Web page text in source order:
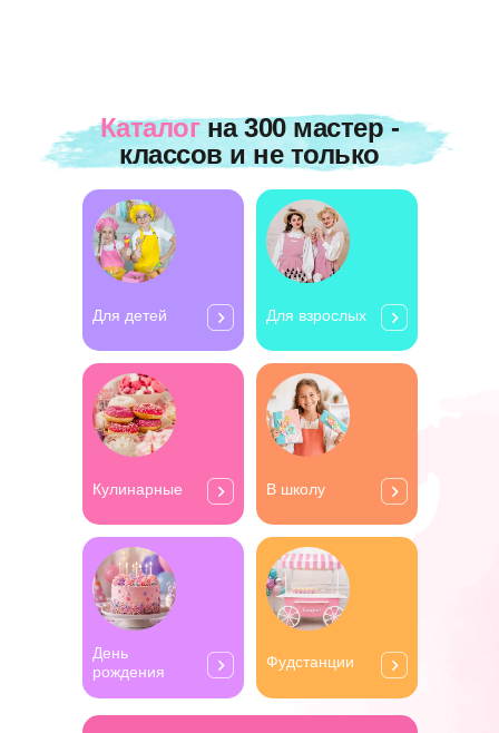
Каталогна 300 мастер -
классов и не только
Фудстанции
День
рождения
В школу
Кулинарные
Для взрослых
Для детей